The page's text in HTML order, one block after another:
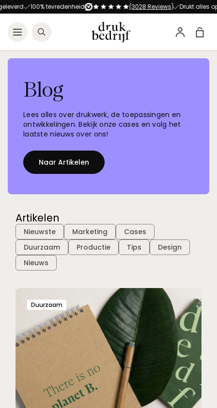
Direct naar de
Direct naar de hoofdinhoud
Open menu
Zoeken
Profiel
100% tevredenheid (3028 Reviews) Drukt alles op alles!
Blog
Lees alles over drukwerk, de toepassingen en
ontwikkelingen. Bekijk onze cases en volg het
laatste nieuws over ons!
Naar Artikelen
Artikelen
Filter:
Nieuwste Marketing
Cases
Duurzaam
Productie Tips
Design
Nieuws
Duurzaam